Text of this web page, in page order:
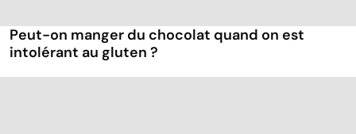
Peut-on manger du chocolat quand on est
intolérant au gluten ?